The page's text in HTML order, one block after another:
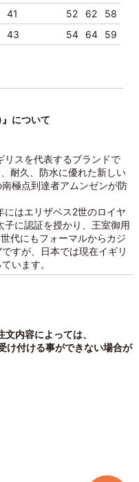
41 52 62
58
43 54 64 59
について
リスを代表するブランドで
耐久、防水に優れた新しい
極点到達者アムンゼンが防
はエリザベス2世のロイヤ
に認証を授かり、王室御用
代にもフォーマルからカジ
すが、日本では現在イギリ
います。
内容によっては、
け付ける事ができない場合が